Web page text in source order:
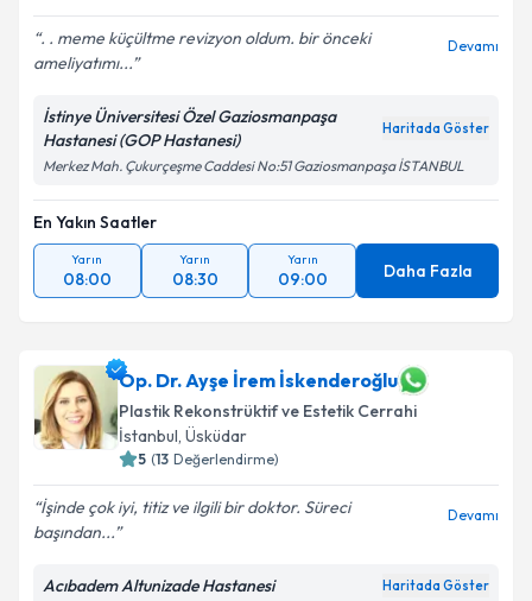
. . meme küçültme revizyon oldum. bir önceki
ameliyatımı...
Devamı
İstinye Üniversitesi Özel Gaziosmanpaşa
Hastanesi (GOP Hastanesi)
Haritada Göster
Merkez Mah. Çukurçeşme Caddesi No:51 Gaziosmanpaşa İSTANBUL
En Yakın Saatler
Yarın
08:00
Yarın
08:30
Yarın
09:00 Daha Fazla
Op. Dr. Ayşe İrem İskenderoğlu
Plastik Rekonstrüktif ve Estetik Cerrahi
İstanbul, Üsküdar
5 (13 Değerlendirme)
İşinde çok iyi, titiz ve ilgili bir doktor. Süreci
başından...
Devamı
Acıbadem Altunizade Hastanesi Haritada Göster